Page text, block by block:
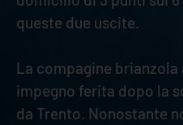
queste due uscite.
La compagine
impegno ferita dopo la
da Trento. Nonostante